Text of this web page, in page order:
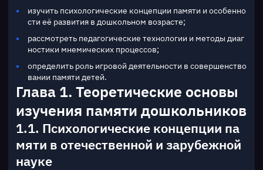
изучить психологические концепции памяти и особенно
сти её развития в дошкольном возрасте;
рассмотреть педагогические технологии и методы диаг
ностики мнемических процессов;
определить роль игровой деятельности в совершенство
вании памяти детей.
Глава 1. Теоретические основы
изучения памяти дошкольников
1.1. Психологические концепции па
мяти в отечественной и зарубежной
науке